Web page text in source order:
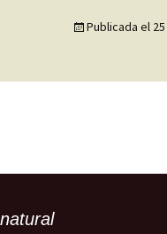
Publicada el